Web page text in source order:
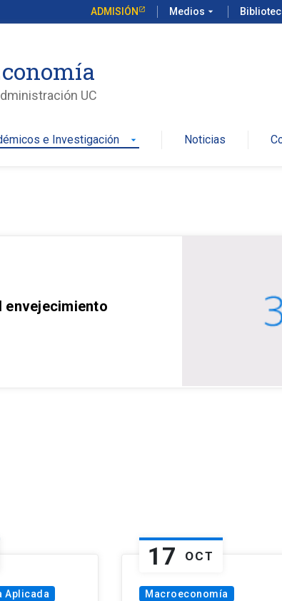
ADMISIÓN Medios arrow_drop_down
UC
e Investigación arrow_drop_down Noticias
envejecimiento
Aplicada
17 OCT
Macroeconomía